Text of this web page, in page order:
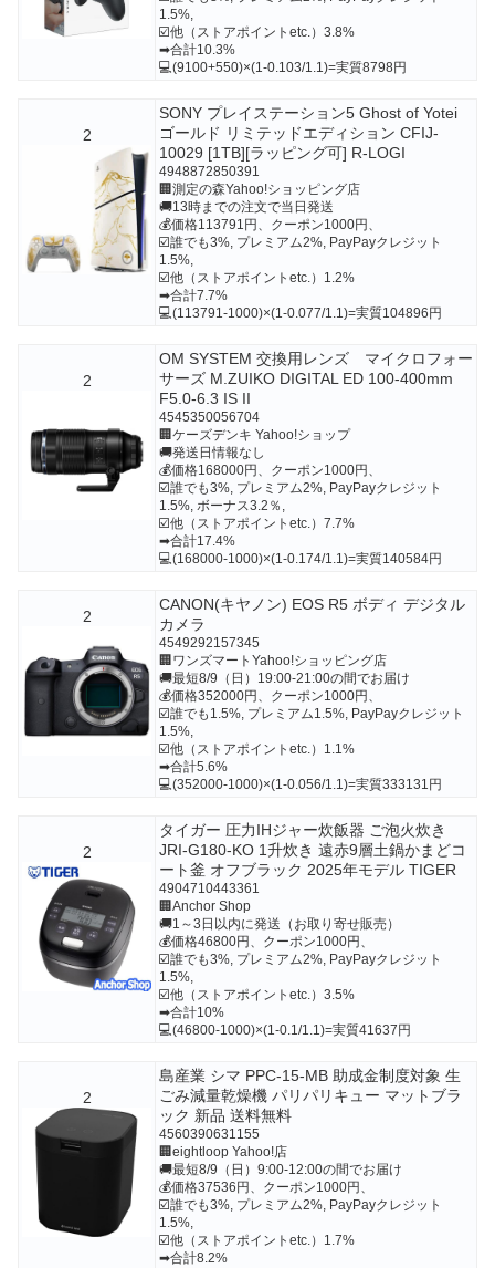
1.5%,
☑️他（ストアポイントetc.）3.8%
➡合計10.3%
💻(9100+550)×(1-0.103/1.1)=実質8798円
2
SONY プレイステーション5 Ghost of Yotei
ゴールド リミテッドエディション CFIJ-
10029 [1TB][ラッピング可] R-LOGI
4948872850391
🏢測定の森Yahoo!ショッピング店
🚚13時までの注文で当日発送
💰価格113791円、クーポン1000円、
☑️誰でも3%, プレミアム2%, PayPayクレジット
1.5%,
☑️他（ストアポイントetc.）1.2%
➡合計7.7%
💻(113791-1000)×(1-0.077/1.1)=実質104896円
2
OM SYSTEM 交換用レンズ マイクロフォー
サーズ M.ZUIKO DIGITAL ED 100-400mm
F5.0-6.3 IS II
4545350056704
🏢ケーズデンキ Yahoo!ショップ
🚚発送日情報なし
💰価格168000円、クーポン1000円、
☑️誰でも3%, プレミアム2%, PayPayクレジット
1.5%, ボーナス3.2％,
☑️他（ストアポイントetc.）7.7%
➡合計17.4%
💻(168000-1000)×(1-0.174/1.1)=実質140584円
2
CANON(キヤノン) EOS R5 ボディ デジタル
カメラ
4549292157345
🏢ワンズマートYahoo!ショッピング店
🚚最短8/9（日）19:00-21:00の間でお届け
💰価格352000円、クーポン1000円、
☑️誰でも1.5%, プレミアム1.5%, PayPayクレジット
1.5%,
☑️他（ストアポイントetc.）1.1%
➡合計5.6%
💻(352000-1000)×(1-0.056/1.1)=実質333131円
2
タイガー 圧力IHジャー炊飯器 ご泡火炊き
JRI-G180-KO 1升炊き 遠赤9層土鍋かまどコ
ート釜 オフブラック 2025年モデル TIGER
4904710443361
🏢Anchor Shop
🚚1～3日以内に発送（お取り寄せ販売）
💰価格46800円、クーポン1000円、
☑️誰でも3%, プレミアム2%, PayPayクレジット
1.5%,
☑️他（ストアポイントetc.）3.5%
➡合計10%
💻(46800-1000)×(1-0.1/1.1)=実質41637円
2
島産業 シマ PPC-15-MB 助成金制度対象 生
ごみ減量乾燥機 パリパリキュー マットブラ
ック 新品 送料無料
4560390631155
🏢eightloop Yahoo!店
🚚最短8/9（日）9:00-12:00の間でお届け
💰価格37536円、クーポン1000円、
☑️誰でも3%, プレミアム2%, PayPayクレジット
1.5%,
☑️他（ストアポイントetc.）1.7%
➡合計8.2%